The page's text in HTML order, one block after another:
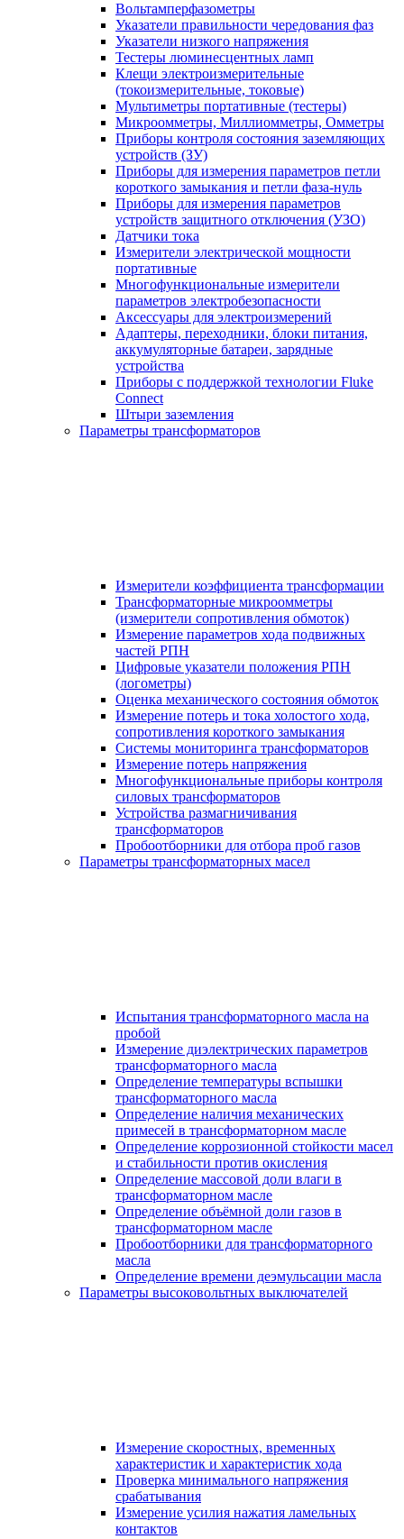
Вольтамперфазометры
Указатели правильности чередования фаз
Указатели низкого напряжения
Тестеры люминесцентных ламп
Клещи электроизмерительные
(токоизмерительные, токовые)
Мультиметры портативные (тестеры)
Микроомметры, Миллиомметры, Омметры
Приборы контроля состояния заземляющих
устройств (ЗУ)
Приборы для измерения параметров петли
короткого замыкания и петли фаза-нуль
Приборы для измерения параметров
устройств защитного отключения (УЗО)
Датчики тока
Измерители электрической мощности
портативные
Многофункциональные измерители
параметров электробезопасности
Аксессуары для электроизмерений
Адаптеры, переходники, блоки питания,
аккумуляторные батареи, зарядные
устройства
Приборы с поддержкой технологии Fluke
Connect
Штыри заземления
Параметры трансформаторов
Измерители коэффициента трансформации
Трансформаторные микроомметры
(измерители сопротивления обмоток)
Измерение параметров хода подвижных
частей РПН
Цифровые указатели положения РПН
(логометры)
Оценка механического состояния обмоток
Измерение потерь и тока холостого хода,
сопротивления короткого замыкания
Системы мониторинга трансформаторов
Измерение потерь напряжения
Многофункциональные приборы контроля
силовых трансформаторов
Устройства размагничивания
трансформаторов
Пробоотборники для отбора проб газов
Параметры трансформаторных масел
Испытания трансформаторного масла на
пробой
Измерение диэлектрических параметров
трансформаторного масла
Определение температуры вспышки
трансформаторного масла
Определение наличия механических
примесей в трансформаторном масле
Определение коррозионной стойкости масел
и стабильности против окисления
Определение массовой доли влаги в
трансформаторном масле
Определение объёмной доли газов в
трансформаторном масле
Пробоотборники для трансформаторного
масла
Определение времени деэмульсации масла
Параметры высоковольтных выключателей
Измерение скоростных, временных
характеристик и характеристик хода
Проверка минимального напряжения
срабатывания
Измерение усилия нажатия ламельных
контактов